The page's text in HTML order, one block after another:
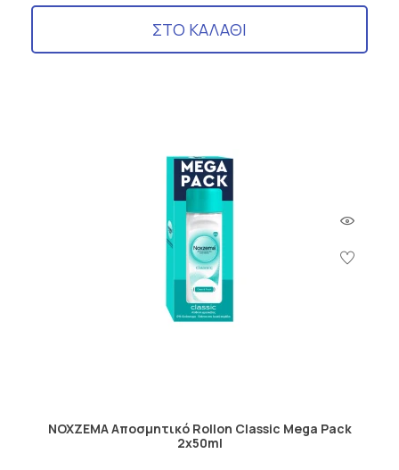
ΣΤΟ ΚΑΛΑΘΙ
NOXZEMA Aποσμητικό Rollon Classic Mega Pack
2x50ml